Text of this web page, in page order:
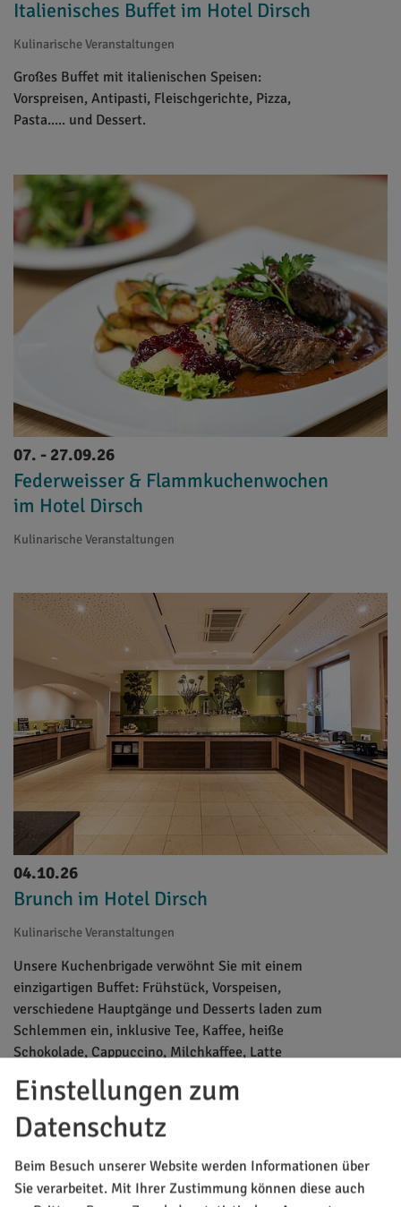
Italienisches Buffet im Hotel Dirsch
Kulinarische Veranstaltungen
Großes Buffet mit italienischen Speisen:
Vorspreisen, Antipasti, Fleischgerichte, Pizza,
Pasta..... und Dessert.
07. - 27.09.26
Federweisser & Flammkuchenwochen
im Hotel Dirsch
Kulinarische Veranstaltungen
04.10.26
Brunch im Hotel Dirsch
Kulinarische Veranstaltungen
Unsere Kuchenbrigade verwöhnt Sie mit einem
einzigartigen Buffet: Frühstück, Vorspeisen,
verschiedene Hauptgänge und Desserts laden zum
Schlemmen ein, inklusive Tee, Kaffee, heiße
Schokolade, Cappuccino, Milchkaffee, Latte
Einstellungen zum
Datenschutz
Beim Besuch unserer Website werden Informationen über
Sie verarbeitet. Mit Ihrer Zustimmung können diese auch